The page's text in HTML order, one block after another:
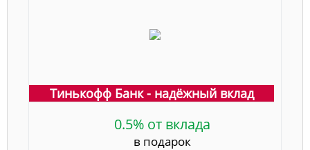
Тинькофф Банк - надёжный вклад
0.5% от вклада
в подарок